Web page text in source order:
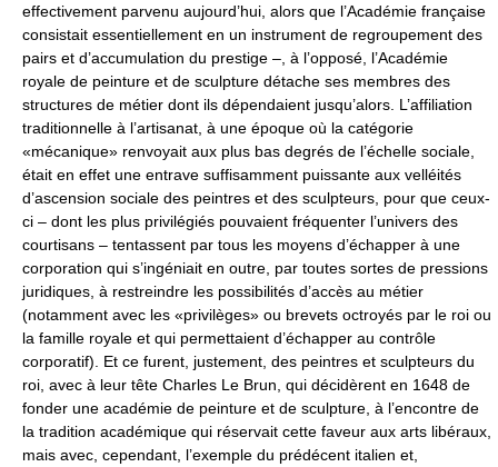
effectivement parvenu aujourd’hui, alors que l’Académie française
consistait essentiellement en un instrument de regroupement des
pairs et d’accumulation du prestige –, à l’opposé, l’Académie
royale de peinture et de sculpture détache ses membres des
structures de métier dont ils dépendaient jusqu’alors. L’affiliation
traditionnelle à l’artisanat, à une époque où la catégorie
«mécanique» renvoyait aux plus bas degrés de l’échelle sociale,
était en effet une entrave suffisamment puissante aux velléités
d’ascension sociale des peintres et des sculpteurs, pour que ceux-
ci – dont les plus privilégiés pouvaient fréquenter l’univers des
courtisans – tentassent par tous les moyens d’échapper à une
corporation qui s’ingéniait en outre, par toutes sortes de pressions
juridiques, à restreindre les possibilités d’accès au métier
(notamment avec les «privilèges» ou brevets octroyés par le roi ou
la famille royale et qui permettaient d’échapper au contrôle
corporatif). Et ce furent, justement, des peintres et sculpteurs du
roi, avec à leur tête Charles Le Brun, qui décidèrent en 1648 de
fonder une académie de peinture et de sculpture, à l’encontre de
la tradition académique qui réservait cette faveur aux arts libéraux,
mais avec, cependant, l’exemple du prédécent italien et,